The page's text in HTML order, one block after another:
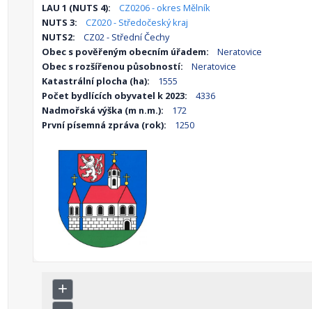
LAU 1 (NUTS 4):
CZ0206 - okres Mělník
NUTS 3:
CZ020 - Středočeský kraj
NUTS2:
CZ02 - Střední Čechy
Obec s pověřeným obecním úřadem:
Neratovice
Obec s rozšířenou působností:
Neratovice
Katastrální plocha (ha):
1555
Počet bydlících obyvatel k 2023:
4336
Nadmořská výška (m n.m.):
172
První písemná zpráva (rok):
1250